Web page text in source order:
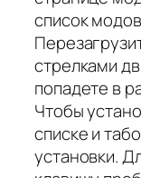
список
стрелками
попадете в
Чтобы
списке и
установки.